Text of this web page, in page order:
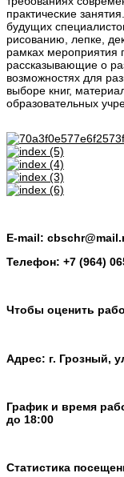
практические
будущих
рисованию, лепке,
рамках мероприятия
рассказывающие о
возможностях для
выборе книг,
образовательных
E-mail:
Телефон: +7 (964)
Чтобы оценить
Адрес: г. Грозный,
График и время
до 18:00
Статистика